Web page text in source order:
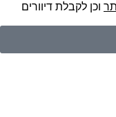
וכן לקבלת דיוורים